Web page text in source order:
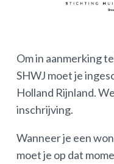
Om in aanmerking
SHWJ moet je
Holland Rijnland.
inschrijving.
Wanneer je een
moet je op dat